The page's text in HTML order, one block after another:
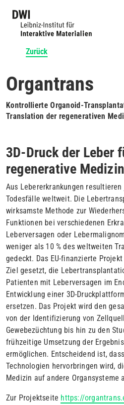
Zurück
Organtrans
Kontrollierte Organoid-
Translation der regenerativen
3D-Druck der Leber
regenerative Medizin
Aus Lebererkrankungen
Todesfälle weltweit. Die
wirksamste Methode zur
Funktionen bei verschiedenen
Leberversagen oder
weniger als 10 % des weltweiten
gedeckt. Das EU-finanzierte Projekt
Ziel gesetzt, die
Patienten mit Leberversagen im
Entwicklung einer 3D-
ersetzen. Das Projekt wird den
von der Identifizierung von
Gewebezüchtung bis hin zu den
frühzeitige Umsetzung der
ermöglichen. Entscheidend ist,
Technologien hervorbringen wird,
Medizin auf andere Organsysteme
Zur Projektseite https://